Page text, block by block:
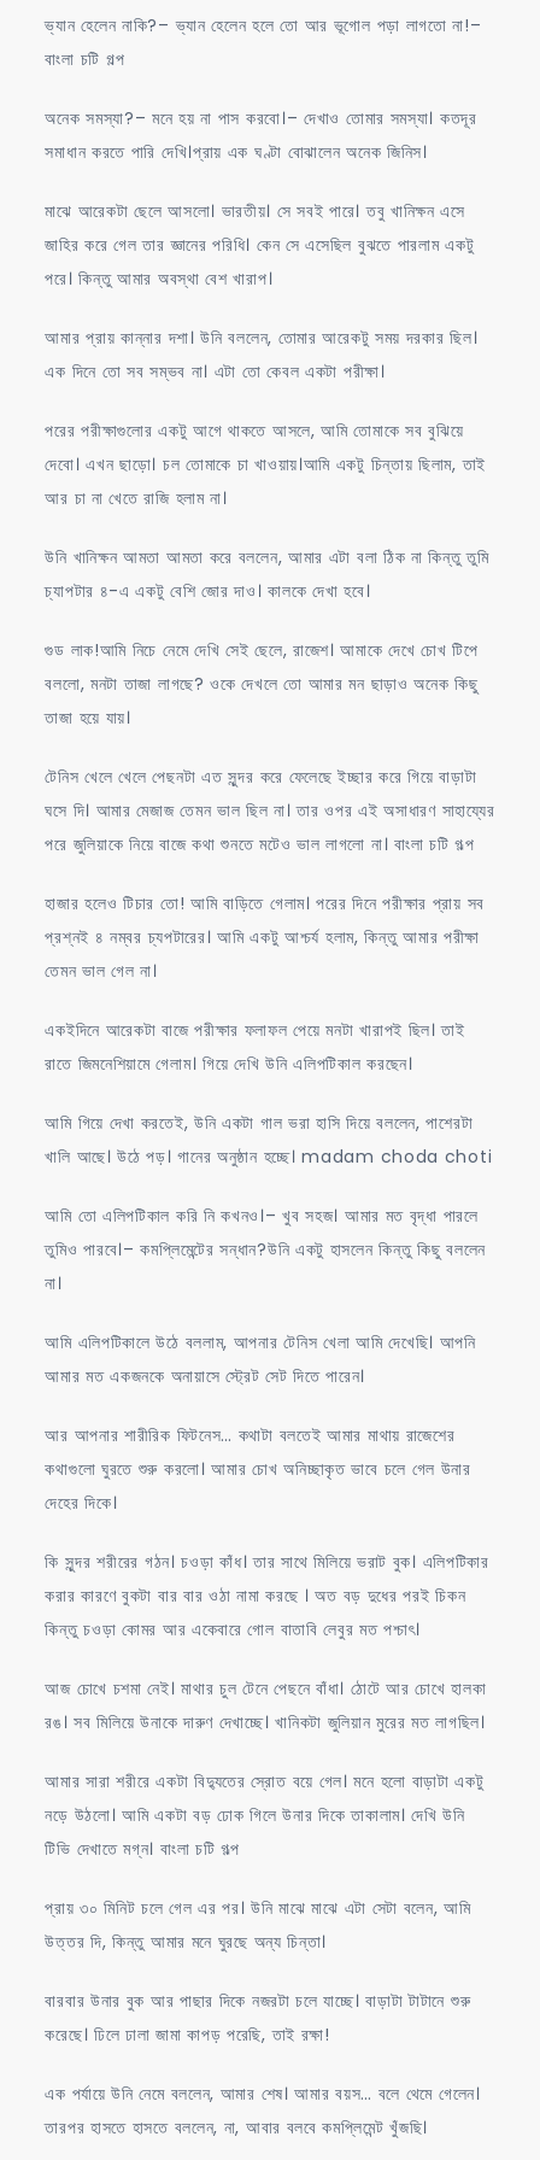
ভ্যান হেলেন নাকি?– ভ্যান হেলেন হলে তো আর ভূগোল পড়া লাগতো না!–
বাংলা চটি গল্প
অনেক সমস্যা?– মনে হয় না পাস করবো।– দেখাও তোমার সমস্যা। কতদূর
সমাধান করতে পারি দেখি।প্রায় এক ঘণ্টা বোঝালেন অনেক জিনিস।
মাঝে আরেকটা ছেলে আসলো। ভারতীয়। সে সবই পারে। তবু খানিক্ষন এসে
জাহির করে গেল তার জ্ঞানের পরিধি। কেন সে এসেছিল বুঝতে পারলাম একটু
পরে। কিন্তু আমার অবস্থা বেশ খারাপ।
আমার প্রায় কান্নার দশা। উনি বললেন, তোমার আরেকটু সময় দরকার ছিল।
এক দিনে তো সব সম্ভব না। এটা তো কেবল একটা পরীক্ষা।
পরের পরীক্ষাগুলোর একটু আগে থাকতে আসলে, আমি তোমাকে সব বুঝিয়ে
দেবো। এখন ছাড়ো। চল তোমাকে চা খাওয়ায়।আমি একটু চিন্তায় ছিলাম, তাই
আর চা না খেতে রাজি হলাম না।
উনি খানিক্ষন আমতা আমতা করে বললেন, আমার এটা বলা ঠিক না কিন্তু তুমি
চ্যাপটার ৪-এ একটু বেশি জোর দাও। কালকে দেখা হবে।
গুড লাক!আমি নিচে নেমে দেখি সেই ছেলে, রাজেশ। আমাকে দেখে চোখ টিপে
বললো, মনটা তাজা লাগছে? ওকে দেখলে তো আমার মন ছাড়াও অনেক কিছু
তাজা হয়ে যায়।
টেনিস খেলে খেলে পেছনটা এত সুন্দর করে ফেলেছে ইচ্ছার করে গিয়ে বাড়াটা
ঘসে দি। আমার মেজাজ তেমন ভাল ছিল না। তার ওপর এই অসাধারণ সাহায্যের
পরে জুলিয়াকে নিয়ে বাজে কথা শুনতে মটেও ভাল লাগলো না। বাংলা চটি গল্প
হাজার হলেও টিচার তো! আমি বাড়িতে গেলাম। পরের দিনে পরীক্ষার প্রায় সব
প্রশ্নই ৪ নম্বর চ্যপটারের। আমি একটু আশ্চর্য হলাম, কিন্তু আমার পরীক্ষা
তেমন ভাল গেল না।
একইদিনে আরেকটা বাজে পরীক্ষার ফলাফল পেয়ে মনটা খারাপই ছিল। তাই
রাতে জিমনেশিয়ামে গেলাম। গিয়ে দেখি উনি এলিপটিকাল করছেন।
আমি গিয়ে দেখা করতেই, উনি একটা গাল ভরা হাসি দিয়ে বললেন, পাশেরটা
খালি আছে। উঠে পড়। গানের অনুষ্ঠান হচ্ছে। madam choda choti
আমি তো এলিপটিকাল করি নি কখনও।– খুব সহজ। আমার মত বৃদ্ধা পারলে
তুমিও পারবে।– কমপ্লিমেন্টের সন্ধান?উনি একটু হাসলেন কিন্তু কিছু বললেন
না।
আমি এলিপটিকালে উঠে বললাম, আপনার টেনিস খেলা আমি দেখেছি। আপনি
আমার মত একজনকে অনায়াসে স্ট্রেট সেট দিতে পারেন।
আর আপনার শারীরিক ফিটনেস… কথাটা বলতেই আমার মাথায় রাজেশের
কথাগুলো ঘুরতে শুরু করলো। আমার চোখ অনিচ্ছাকৃত ভাবে চলে গেল উনার
দেহের দিকে।
কি সুন্দর শরীরের গঠন। চওড়া কাঁধ। তার সাথে মিলিয়ে ভরাট বুক। এলিপটিকার
করার কারণে বুকটা বার বার ওঠা নামা করছে । অত বড় দুধের পরই চিকন
কিন্তু চওড়া কোমর আর একেবারে গোল বাতাবি লেবুর মত পশ্চাৎ।
আজ চোখে চশমা নেই। মাথার চুল টেনে পেছনে বাঁধা। ঠোটে আর চোখে হালকা
রঙ। সব মিলিয়ে উনাকে দারুণ দেখাচ্ছে। খানিকটা জুলিয়ান মুরের মত লাগছিল।
আমার সারা শরীরে একটা বিদ্যুতের স্রোত বয়ে গেল। মনে হলো বাড়াটা একটু
নড়ে উঠলো। আমি একটা বড় ঢোক গিলে উনার দিকে তাকালাম। দেখি উনি
টিভি দেখাতে মগ্ন। বাংলা চটি গল্প
প্রায় ৩০ মিনিট চলে গেল এর পর। উনি মাঝে মাঝে এটা সেটা বলেন, আমি
উত্তর দি, কিন্তু আমার মনে ঘুরছে অন্য চিন্তা।
বারবার উনার বুক আর পাছার দিকে নজরটা চলে যাচ্ছে। বাড়াটা টাটানে শুরু
করেছে। ঢিলে ঢালা জামা কাপড় পরেছি, তাই রক্ষা!
এক পর্যায়ে উনি নেমে বললেন, আমার শেষ। আমার বয়স… বলে থেমে গেলেন।
তারপর হাসতে হাসতে বললেন, না, আবার বলবে কমপ্লিমেন্ট খুঁজছি।